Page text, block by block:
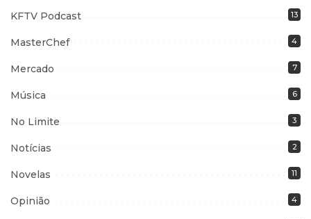
KFTV Podcast 13
MasterChef 4
Mercado 7
Música 6
No Limite 3
Notícias 2
Novelas 11
Opinião 4